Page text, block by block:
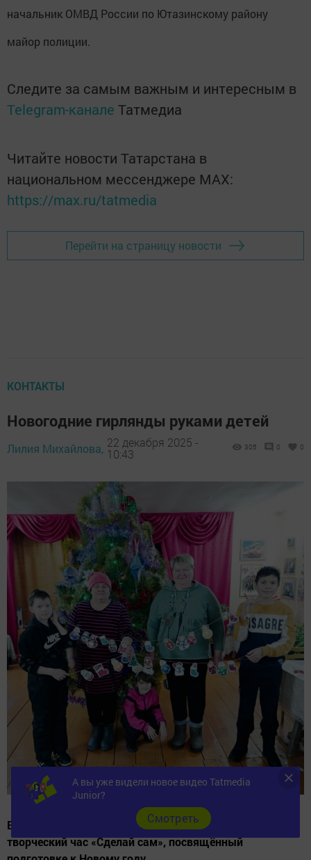
начальник ОМВД России по Ютазинскому району
майор полиции.
Следите за самым важным и интересным в
Telegram-канале Татмедиа
Читайте новости Татарстана в
национальном мессенджере MАХ:
https://max.ru/tatmedia
Перейти на страницу новости
КОНТАКТЫ
Новогодние гирлянды руками детей
Лилия Михайлова, 22 декабря 2025 -
10:43
305 0 0
В Кряш-Булякском сельском клубе состоялся
творческий час «Сделай сам», посвящённый
А вы уже видели новое видео Tatmedia
Junior?
Cмотреть